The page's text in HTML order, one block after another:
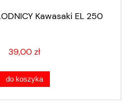
Kawasaki EL 250
39,00 zł
do koszyka